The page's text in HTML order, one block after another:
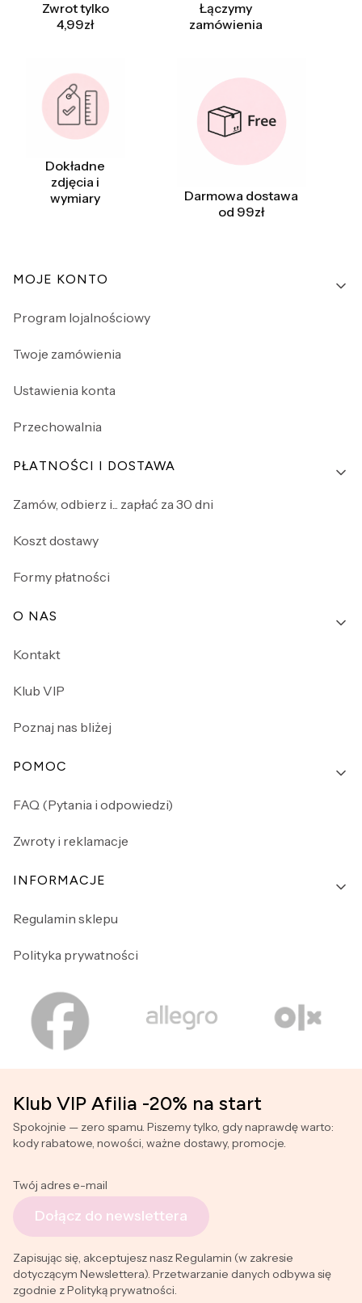
Zwrot tylko
4,99zł
Łączymy
zamówienia
Dokładne
zdjęcia i
wymiary
Darmowa dostawa
od 99zł
Linki w stopce
MOJE KONTO
Program lojalnościowy
Twoje zamówienia
Ustawienia konta
Przechowalnia
PŁATNOŚCI I DOSTAWA
Zamów, odbierz i... zapłać za 30 dni
Koszt dostawy
Formy płatności
O NAS
Kontakt
Klub VIP
Poznaj nas bliżej
POMOC
FAQ (Pytania i odpowiedzi)
Zwroty i reklamacje
INFORMACJE
Regulamin sklepu
Polityka prywatności
Klub VIP Afilia -20% na start
Spokojnie — zero spamu. Piszemy tylko, gdy naprawdę warto:
kody rabatowe, nowości, ważne dostawy, promocje.
Twój adres e-mail
Dołącz do newslettera
Zapisując się, akceptujesz nasz Regulamin (w zakresie
dotyczącym Newslettera). Przetwarzanie danych odbywa się
zgodnie z Polityką prywatności.